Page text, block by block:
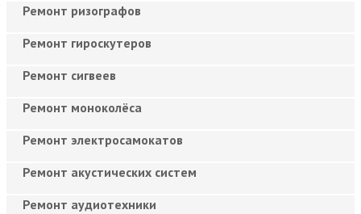
Ремонт ризографов
Ремонт гироскутеров
Ремонт сигвеев
Ремонт моноколёса
Ремонт электросамокатов
Ремонт акустических систем
Ремонт аудиотехники